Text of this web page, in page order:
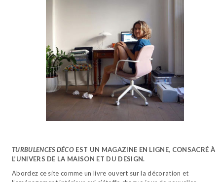
TURBULENCES DÉCO EST UN MAGAZINE EN LIGNE, CONSACRÉ À
L’UNIVERS DE LA MAISON ET DU DESIGN.
Abordez ce site comme un livre ouvert sur la décoration et